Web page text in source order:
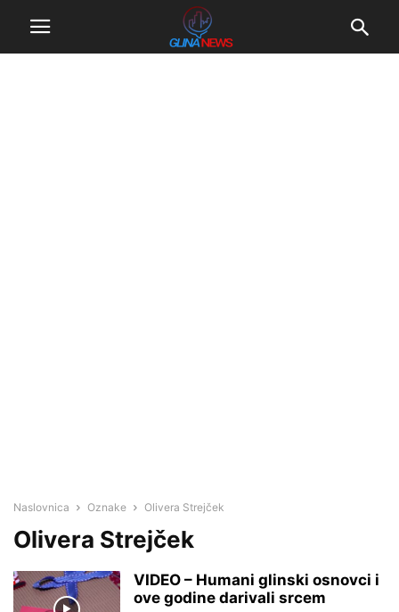
Naslovnica Oznake Olivera Strejček
Olivera Strejček
VIDEO – Humani glinski osnovci i
ove godine darivali srcem